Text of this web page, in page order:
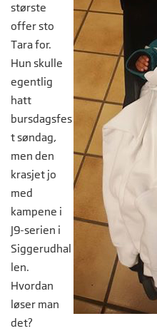
største
offer sto
Tara for.
Hun skulle
egentlig
hatt
bursdagsfes
t søndag,
men den
krasjet jo
med
kampene i
J9-serien i
Siggerudhal
len.
Hvordan
løser man
det?